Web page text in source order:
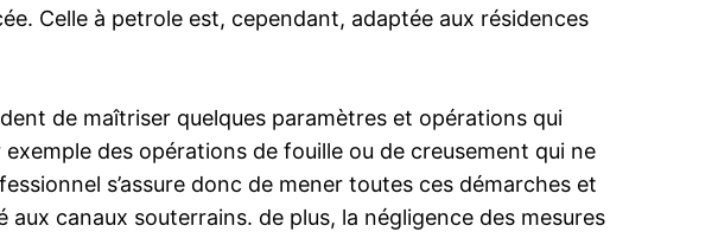
Celle à petrole est, cependant, adaptée aux résidences
de maîtriser quelques paramètres et opérations qui
exemple des opérations de fouille ou de creusement qui ne
s’assure donc de mener toutes ces démarches et
canaux souterrains. de plus, la négligence des mesures